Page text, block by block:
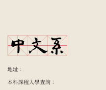
地址：
本科課程入學查詢：